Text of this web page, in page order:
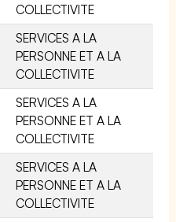
COLLECTIVITE
SERVICES A LA
PERSONNE ET A LA
COLLECTIVITE
SERVICES A LA
PERSONNE ET A LA
COLLECTIVITE
SERVICES A LA
PERSONNE ET A LA
COLLECTIVITE